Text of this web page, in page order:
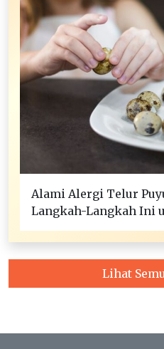
Alami Alergi Telur
Langkah-Langkah Ini
Lihat